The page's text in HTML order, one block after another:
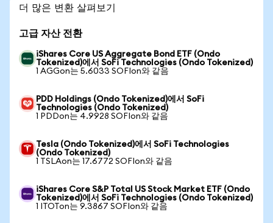
더 많은 변환 살펴보기
고급 자산 전환
iShares Core US Aggregate Bond ETF (Ondo
Tokenized)에서 SoFi Technologies (Ondo Tokenized)
1 AGGon는 5.6033 SOFIon와 같음
PDD Holdings (Ondo Tokenized)에서 SoFi
Technologies (Ondo Tokenized)
1 PDDon는 4.9928 SOFIon와 같음
Tesla (Ondo Tokenized)에서 SoFi Technologies
(Ondo Tokenized)
1 TSLAon는 17.6772 SOFIon와 같음
iShares Core S&P Total US Stock Market ETF (Ondo
Tokenized)에서 SoFi Technologies (Ondo Tokenized)
1 ITOTon는 9.3867 SOFIon와 같음